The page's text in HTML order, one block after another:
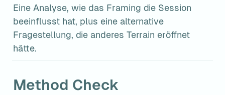
Eine Analyse, wie das Framing die Session
beeinflusst hat, plus eine alternative
Fragestellung, die anderes Terrain eröffnet
hätte.
Method Check